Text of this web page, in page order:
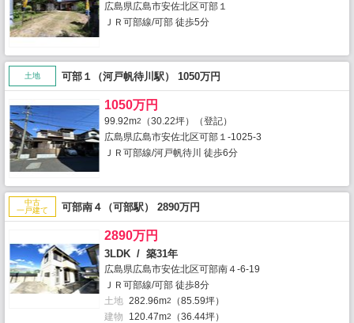
広島県広島市安佐北区可部１
ＪＲ可部線/可部 徒歩5分
土地 可部１（河戸帆待川駅） 1050万円
1050万円
99.92m2
（30.22坪）（登記）
広島県広島市安佐北区可部１-1025-3
ＪＲ可部線/河戸帆待川 徒歩6分
中古
一戸建て
可部南４（可部駅） 2890万円
2890万円
3LDK / 築31年
広島県広島市安佐北区可部南４-6-19
ＪＲ可部線/可部 徒歩8分
土地 282.96m2
（85.59坪）
建物
120.47m2 （36.44坪）